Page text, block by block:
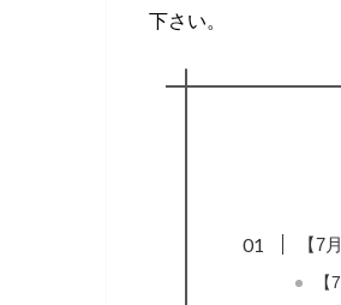
下さい。
【7